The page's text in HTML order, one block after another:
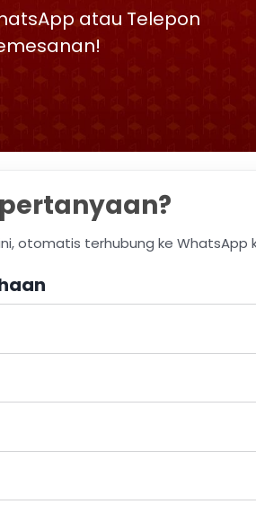
atau Telepon
otomatis terhubung ke WhatsApp